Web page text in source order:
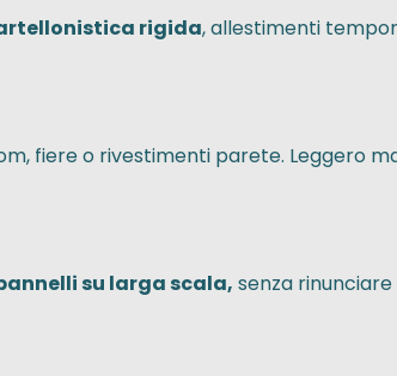
rigida, allestimenti
fiere o rivestimenti parete. Leggero
su larga scala, senza